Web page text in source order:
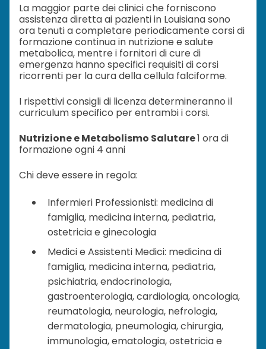
La maggior parte dei clinici che forniscono
assistenza diretta ai pazienti in Louisiana sono
ora tenuti a completare periodicamente corsi di
formazione continua in nutrizione e salute
metabolica, mentre i fornitori di cure di
emergenza hanno specifici requisiti di corsi
ricorrenti per la cura della cellula falciforme.
I rispettivi consigli di licenza determineranno il
curriculum specifico per entrambi i corsi.
Nutrizione e Metabolismo Salutare1 ora di
formazione ogni 4 anni
Chi deve essere in regola:
Infermieri Professionisti: medicina di
famiglia, medicina interna, pediatria,
ostetricia e ginecologia
Medici e Assistenti Medici: medicina di
famiglia, medicina interna, pediatria,
psichiatria, endocrinologia,
gastroenterologia, cardiologia, oncologia,
reumatologia, neurologia, nefrologia,
dermatologia, pneumologia, chirurgia,
immunologia, ematologia, ostetricia e